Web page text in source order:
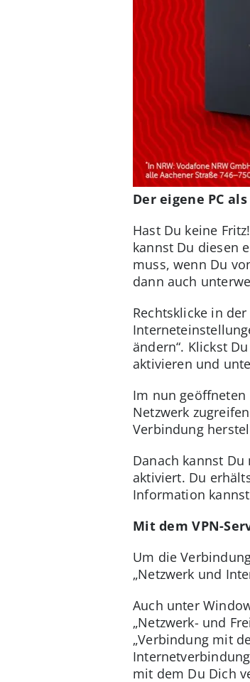
Der eigene PC
Hast Du keine
kannst Du diesen
muss, wenn Du
dann auch
Rechtsklicke in
ändern“. Klickst
aktivieren und
Im nun geöffneten
Netzwerk
Verbindung
Danach kannst
aktiviert. Du
Information
Mit dem VPN-
Um die
„Netzwerk und
Auch unter
„Netzwerk- und
„Verbindung mit
mit dem Du Dich